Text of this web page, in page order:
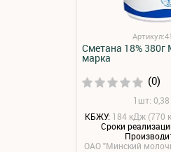
Сметана 18% 380г
марка
(0)
1шт: 0,38
КБЖУ: 184 кДж (770
Сроки
ОАО "Минский